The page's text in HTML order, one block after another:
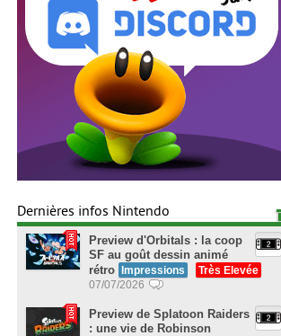
Dernières infos Nintendo
Preview d'Orbitals : la coop
SF au goût dessin animé
rétro Impressions
Très Elevée
07/07/2026
Preview de Splatoon Raiders
: une vie de Robinson